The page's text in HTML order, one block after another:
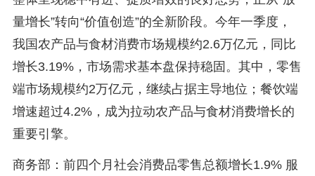
量增长”转向“价值创造”的全新阶段。今年一季度，
我国农产品与食材消费市场规模约2.6万亿元，同比
增长3.19%，市场需求基本盘保持稳固。其中，零售
端市场规模约2万亿元，继续占据主导地位；餐饮端
增速超过4.2%，成为拉动农产品与食材消费增长的
重要引擎。
商务部：前四个月社会消费品零售总额增长1.9% 服